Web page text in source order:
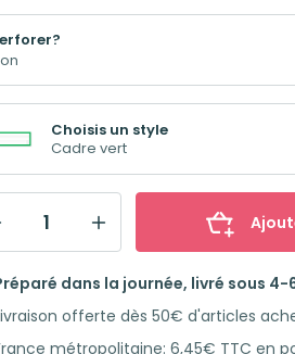
:
:
Choisis un style
Cadre vert
dans la journée, livré sous 4-
offerte dès 50€ d'articles
métropolitaine: 6,45€ TTC en